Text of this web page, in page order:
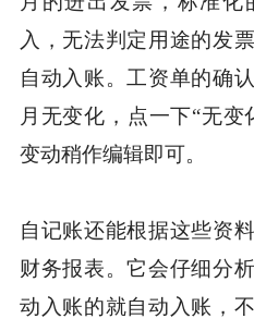
入，无法判定用途的发
自动入账。工资单的确
月无变化，点一下“无
变动稍作编辑即可。
自记账还能根据这些资
财务报表。它会仔细分
动入账的就自动入账，